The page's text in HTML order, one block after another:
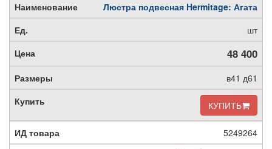
Люстра подвесная Hermitage: Агата
шт
48 400
в41 д61
КУПИТЬ
5249264